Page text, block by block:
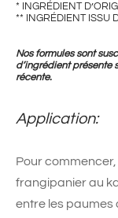
* INGRÉDIENT
** INGRÉDIENT ISSU
Nos formules sont
d’ingrédient présente
récente.
Application:
Pour
frangipanier au
entre les paumes